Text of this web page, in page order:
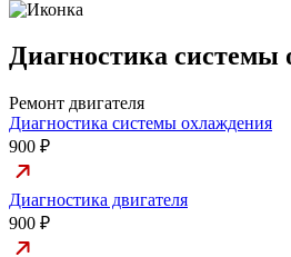
Диагностика системы
Ремонт двигателя
Диагностика системы охлаждения
900 ₽
Диагностика двигателя
900 ₽